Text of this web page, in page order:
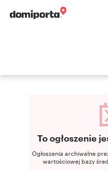
To ogłoszenie
Ogłoszenia archiwalne
wartościowej bazy